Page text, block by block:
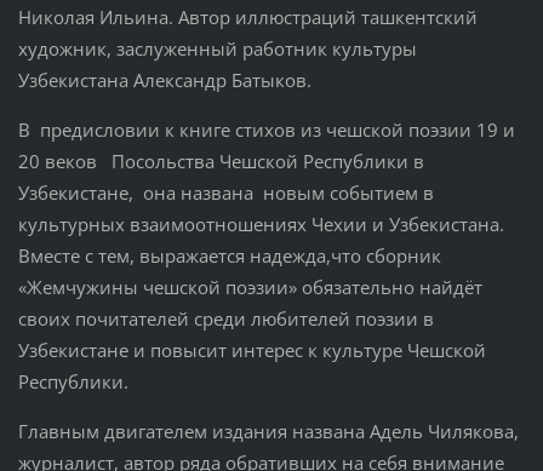
Николая Ильина. Автор иллюстраций ташкентский
художник, заслуженный работник культуры
Узбекистана Александр Батыков.
В предисловии к книге стихов из чешской поэзии 19 и
20 веков Посольства Чешской Республики в
Узбекистане, она названа новым событием в
культурных взаимоотношениях Чехии и Узбекистана.
Вместе с тем, выражается надежда,что сборник
«Жемчужины чешской поэзии» обязательно найдёт
своих почитателей среди любителей поэзии в
Узбекистане и повысит интерес к культуре Чешской
Республики.
Главным двигателем издания названа Адель Чилякова,
журналист, автор ряда обративших на себя внимание